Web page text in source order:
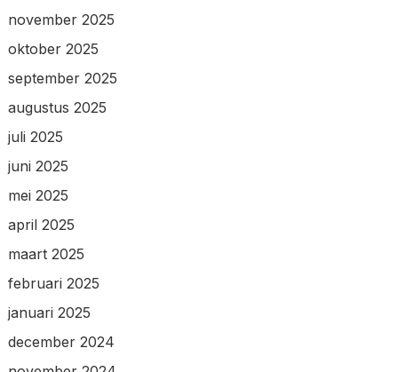
november 2025
oktober 2025
september 2025
augustus 2025
juli 2025
juni 2025
mei 2025
april 2025
maart 2025
februari 2025
januari 2025
december 2024